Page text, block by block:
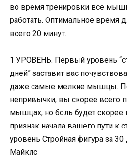
во время тренировки все
работать. Оптимальное время
всего 20 минут.
1 УРОВЕНЬ. Первый уровень
дней” заставит вас
даже самые мелкие мышцы.
непривычки, вы скорее всего
мышцах, но боль будет скорее
признак начала вашего пути к
уровень Стройная фигура за
Майклс